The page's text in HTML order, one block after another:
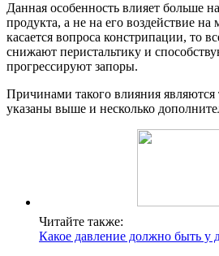
Данная особенность влияет больше
продукта, а не на его воздействие
касается вопроса констрипации, то
снижают перистальтику и
прогрессируют запоры.
Причинами такого влияния являются
указаны выше и несколько
Читайте также:
Какое давление должно быть у